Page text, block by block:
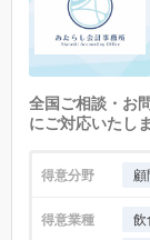
全国ご相談・お
にご対応いたし
得意分野
得意業種 飲